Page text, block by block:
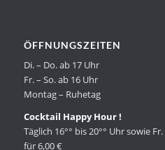
ÖFFNUNGSZEITEN
Di. – Do. ab 17 Uhr
Fr. – So. ab 16 Uhr
Montag – Ruhetag
Cocktail Happy Hour !
Täglich 16°° bis 20°° Uhr sowie
für 6,00 €